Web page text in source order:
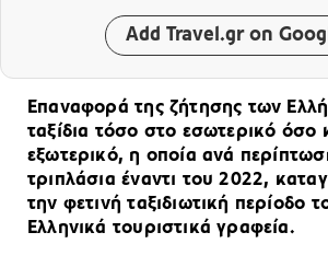
Add Travel.gr on
Επαναφορά της ζήτησης των
ταξίδια τόσο στο εσωτερικό όσο
εξωτερικό, η οποία ανά
τριπλάσια έναντι του 2022,
την φετινή ταξιδιωτική περίοδο
Ελληνικά τουριστικά γραφεία.